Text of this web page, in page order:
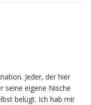
Jeder, der hier
seine eigene Nische
belügt. Ich hab mir